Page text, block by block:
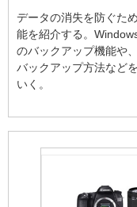
データの消失を防ぐた
能を紹介する。
のバックアップ機能や
バックアップ方法など
いく。